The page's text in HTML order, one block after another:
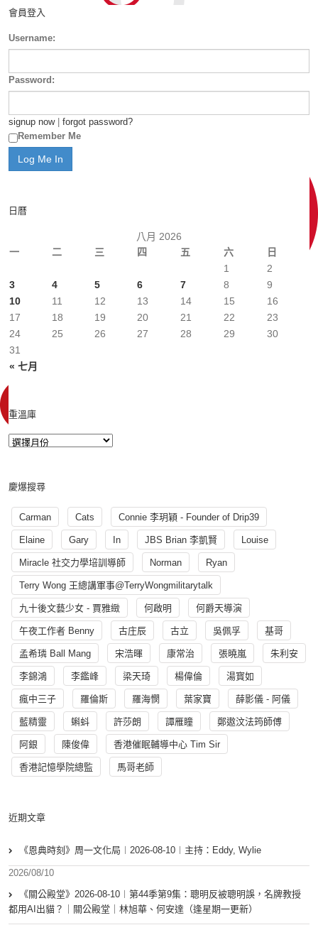
會員登入
Username:
Password:
signup now| forgot password?
Remember Me
日曆
八月 2026
一
二 三 四 五 六 日
« 七月
1
2
3
4 5 6 7 8
9
10
11 12 13 14 15
16
17
18 19 20 21 22
23
24
25 26 27 28 29
30
31
重溫庫
慶爆搜尋
Carman Cats Connie 李玥穎 - Founder of Drip39
Elaine Gary In JBS Brian 李凱賢 Louise
Miracle 社交力學培訓導師 Norman Ryan
Terry Wong 王總講軍事@TerryWongmilitarytalk
九十後文藝少女 - 賈雅緻 何啟明 何爵天導演
午夜工作者 Benny 古庄辰 古立 吳佩孚 基哥
孟希璘 Ball Mang 宋浩暉 康常治 張曉嵐 朱利安
李錦鴻 李鑑峰 梁天琦 楊偉倫 湯寳如
瘋中三子 羅倫斯 羅海憫 葉家寶 薛影儀 - 阿儀
藍精靈 蝌蚪 許莎朗 譚雁瞳 鄭遨汶法筠師傅
阿銀 陳俊偉 香港催眠輔導中心 Tim Sir
香港記憶學院總監 馬哥老師
近期文章
《恩典時刻》周一文化局︱2026-08-10︱主持：Eddy, Wylie
2026/08/10
《關公殿堂》2026-08-10︱第44季第9集：聰明反被聰明誤，名牌教授
都用AI出貓？｜關公殿堂｜林旭華、何安達（逢星期一更新）